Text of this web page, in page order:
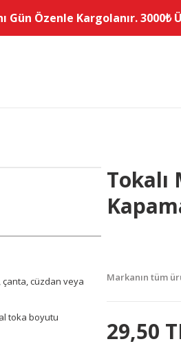
Özenle Kargolanır.
çanta, cüzdan veya
toka boyutu
Tokalı
Markanın tüm
29,50